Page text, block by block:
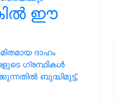
ഈ
ദാഹം
ഗ്രന്ഥികള്‍
ബുദ്ധിമുട്ട്,